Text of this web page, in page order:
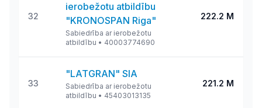
32
ierobežotu atbildību
"KRONOSPAN Riga"
Sabiedrība ar ierobežotu
atbildību • 40003774690
222.2 M
33
"LATGRAN" SIA
Sabiedrība ar ierobežotu
atbildību • 45403013135
221.2 M